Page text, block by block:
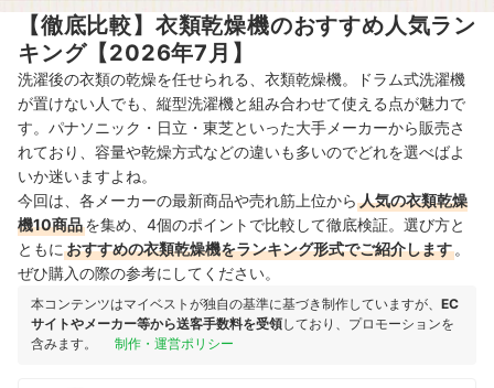
【徹底比較】衣類乾燥機のおすすめ人気ラン
キング【2026年7月】
洗濯後の衣類の乾燥を任せられる、衣類乾燥機。ドラム式洗濯機
が置けない人でも、縦型洗濯機と組み合わせて使える点が魅力で
す。パナソニック・日立・東芝といった大手メーカーから販売さ
れており、容量や乾燥方式などの違いも多いのでどれを選べばよ
いか迷いますよね。
今回は、各メーカーの最新商品や売れ筋上位から 人気の衣類乾燥
機10商品を集め、4個のポイントで比較して徹底検証。 選び方と
ともに おすすめの衣類乾燥機をランキング形式でご紹介します 。
ぜひ購入の際の参考にしてください。
本コンテンツはマイベストが独自の基準に基づき制作していますが、 EC
サイトやメーカー等から送客手数料を受領しており、プロモーションを
含みます。
制作・運営ポリシー